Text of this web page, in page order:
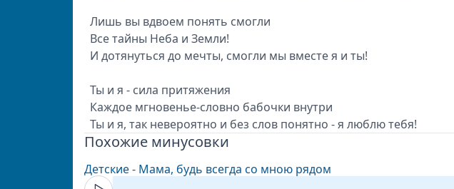
Лишь вы вдвоем понять смогли
Все тайны Неба и Земли!
И дотянуться до мечты, смогли мы вместе я и ты!
Ты и я - сила притяжения
Каждое мгновенье-словно бабочки внутри
Ты и я, так невероятно и без слов понятно - я люблю тебя!
Похожие минусовки
Детские - Мама, будь всегда со мною рядом